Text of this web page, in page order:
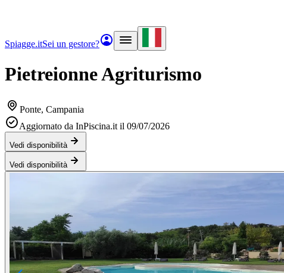
Spiagge.itSei un gestore?
Pietreionne Agriturismo
Ponte, Campania
Aggiornato da InPiscina.it il 09/07/2026
Vedi disponibilità
Vedi disponibilità